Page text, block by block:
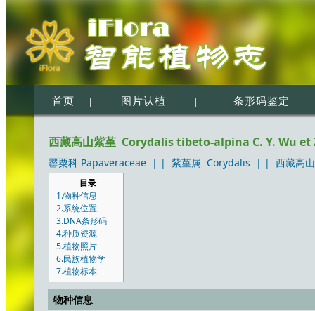
首页 | 图片认植 | 条形码鉴定
西藏高山紫堇 Corydalis tibeto-alpina C. Y. Wu et
罂粟科 Papaveraceae | | 紫堇属 Corydalis | | 西藏高
目录
1.物种信息
2.系统位置
3.DNA条形码
4.种质资源
5.植物照片
6.民族植物学
7.植物标本
物种信息